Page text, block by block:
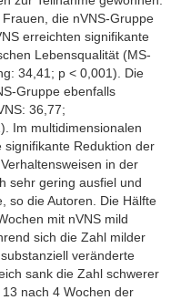
die nVNS-Gruppe
erreichten signifikante
Lebensqualität (MS-
34,41; p < 0,001). Die
Gruppe ebenfalls
36,77;
Im multidimensionalen
Reduktion der
in der
sehr gering ausfiel und
so die Autoren. Die Hälfte
mit nVNS mild
sich die Zahl milder
veränderte
sank die Zahl schwerer
nach 4 Wochen der